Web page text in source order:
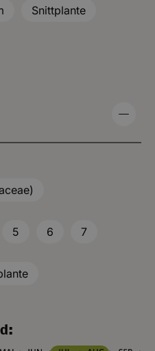
Snittplante
5 6
7